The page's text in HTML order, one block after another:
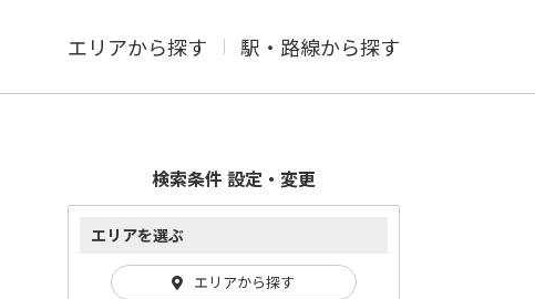
エリアから探す 駅・路線から探す
検索条件 設定・変更
エリアを選ぶ
エリアから探す